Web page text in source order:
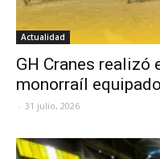
Actualidad
GH Cranes realizó
monorraíl
- 31 julio, 2026